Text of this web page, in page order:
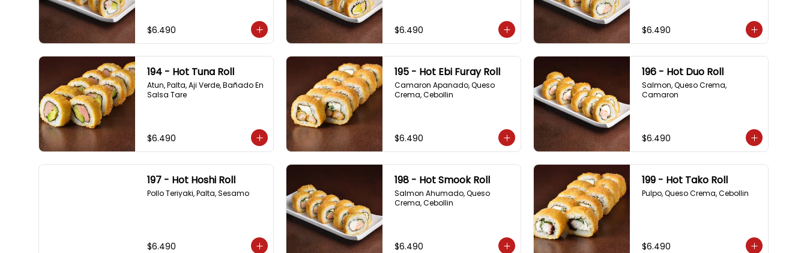
$6.490 $6.490 $6.490
194 - Hot Tuna Roll
Atun, Palta, Aji Verde, Bañado En
Salsa Tare
$6.490
195 - Hot Ebi Furay Roll
Camaron Apanado, Queso
Crema, Cebollin
$6.490
196 - Hot Duo Roll
Salmon, Queso Crema,
Camaron
$6.490
197 - Hot Hoshi Roll
Pollo Teriyaki, Palta, Sesamo
$6.490
198 - Hot Smook Roll
Salmon Ahumado, Queso
Crema, Cebollin
$6.490
199 - Hot Tako Roll
Pulpo, Queso Crema, Cebollin
$6.490